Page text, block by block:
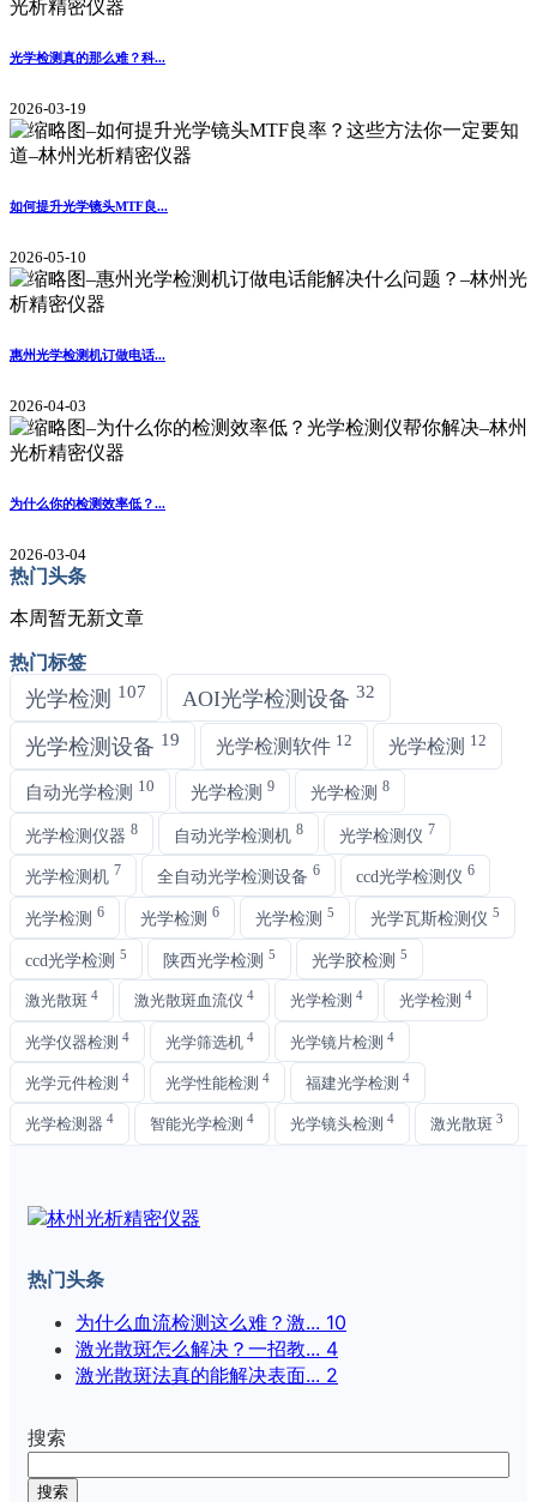
光学检测真的那么难？科...
2026-03-19
如何提升光学镜头MTF良...
2026-05-10
惠州光学检测机订做电话...
2026-04-03
为什么你的检测效率低？...
2026-03-04
热门头条
本周暂无新文章
热门标签
光学检测 107 AOI光学检测设备 32
光学检测设备 19 光学检测软件 12 光学检测 12
自动光学检测 10 光学检测 9 光学检测 8
光学检测仪器 8 自动光学检测机 8 光学检测仪 7
光学检测机 7 全自动光学检测设备 6 ccd光学检测仪 6
光学检测 6 光学检测 6 光学检测 5 光学瓦斯检测仪 5
ccd光学检测 5 陕西光学检测 5 光学胶检测 5
激光散斑 4 激光散斑血流仪 4 光学检测 4 光学检测 4
光学仪器检测 4 光学筛选机 4 光学镜片检测 4
光学元件检测 4 光学性能检测 4 福建光学检测 4
光学检测器 4 智能光学检测 4 光学镜头检测 4 激光散斑 3
热门头条
为什么血流检测这么难？激... 10
激光散斑怎么解决？一招教... 4
激光散斑法真的能解决表面... 2
搜索
搜索